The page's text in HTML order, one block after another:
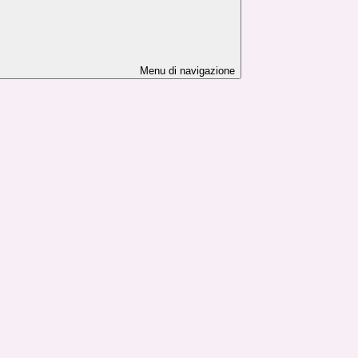
Menu di navigazione